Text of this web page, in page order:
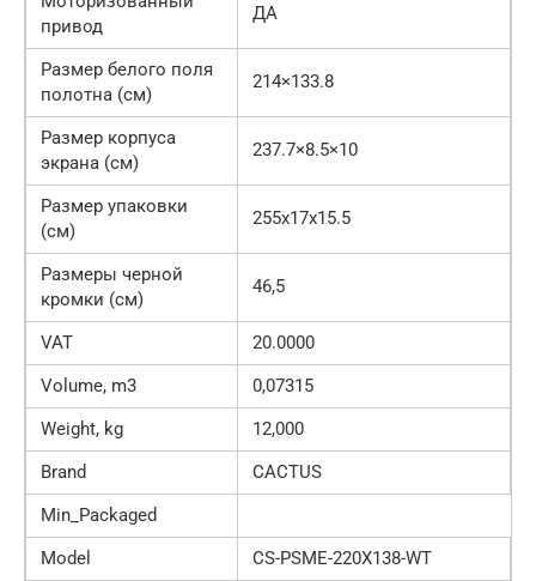
привод
ДА
Размер белого поля
полотна (см)
214×133.8
Размер корпуса
экрана (см)
237.7×8.5×10
Размер упаковки
(см)
255x17x15.5
Размеры черной
кромки (см)
46,5
VAT
20.0000
Volume, m3
0,07315
Weight, kg
12,000
Brand
CACTUS
Min_Packaged
Model
CS-PSME-220X138-WT